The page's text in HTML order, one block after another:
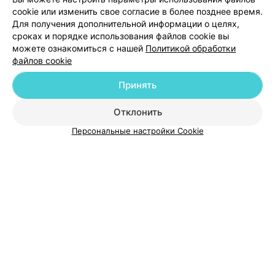
Добавить компанию
Добавить специалиста
Новости проекта
Размещение рекламы
Медицинский маркетинг
Публичный договор
cookie или изменить свое согласие в более позднее время.
Для получения дополнительной информации о целях,
сроках и порядке использования файлов cookie вы
можете ознакомиться с нашей Политикой обработки
файлов cookie
Отклонить
Принять
Персональные настройки Cookie